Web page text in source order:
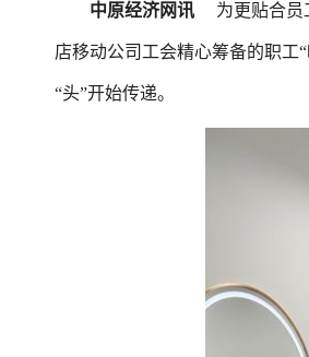
中原经济网讯 为更贴合员
店移动公司工会精心筹备的职工
“头”开始传递。